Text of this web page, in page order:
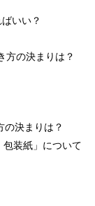
いい？
の決まりは？